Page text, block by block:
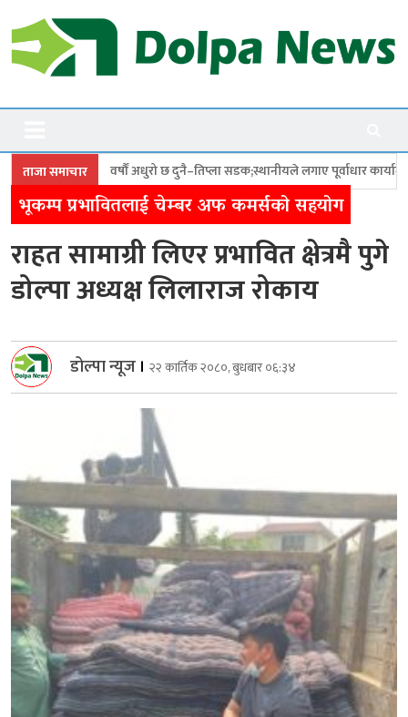
to
content
Dolpanews
ताजा समाचार
छ दुनै–तिप्ला सडक;स्थानीयले लगाए पूर्वाधार कार्यालयमा ताला छत्र शाहीको
भूकम्प प्रभावितलाई चेम्बर अफ कमर्सको सहयोग
राहत सामाग्री लिएर प्रभावित क्षेत्रमै पुगे
डोल्पा अध्यक्ष लिलाराज रोकाय
डोल्पा न्यूज । २२ कार्तिक २०८०, बुधबार ०६:३४